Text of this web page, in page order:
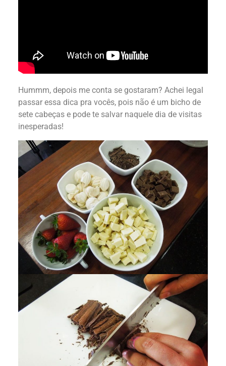
Hummm, depois me conta se gostaram? Achei legal
passar essa dica pra vocês, pois não é um bicho de
sete cabeças e pode te salvar naquele dia de visitas
inesperadas!